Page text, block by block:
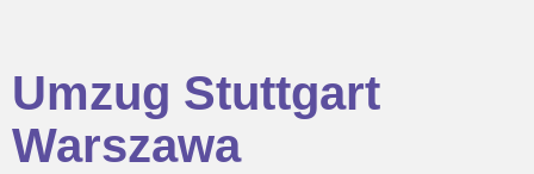
Umzug Stuttgart
Warszawa